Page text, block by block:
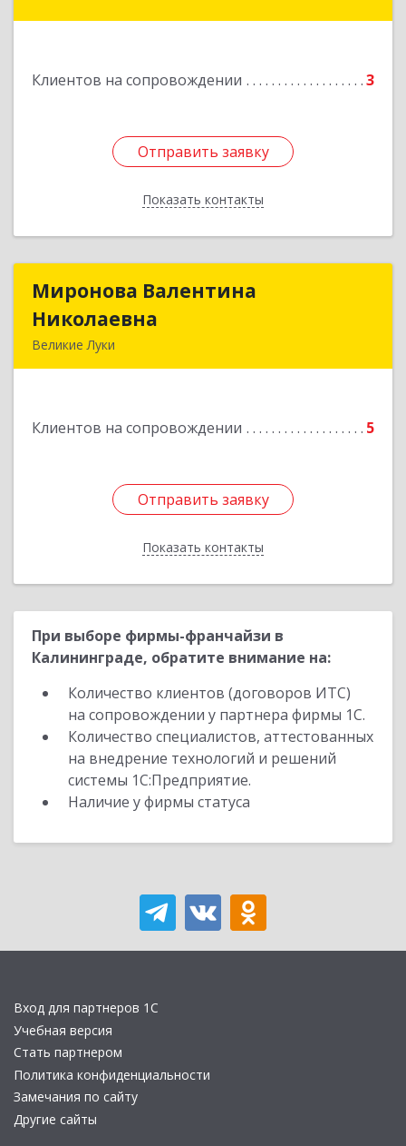
Клиентов на сопровождении 3
Отправить заявку
Показать контакты
Отправить заявку
Назад
Миронова Валентина
Николаевна
Великие Луки
Клиентов на сопровождении 5
Отправить заявку
Показать контакты
Миронова Валентина
Отправить заявку
Назад
При выборе фирмы-франчайзи в
Калининграде, обратите внимание на:
Количество клиентов (договоров ИТС)
на сопровождении у партнера фирмы 1С.
Количество специалистов, аттестованных
на внедрение технологий и решений
системы 1С:Предприятие.
Наличие у фирмы статуса
Вход для партнеров 1С
Учебная версия
Стать партнером
Политика конфиденциальности
Замечания по сайту
Другие сайты